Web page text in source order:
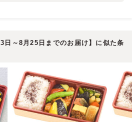
日～8月25日までのお届け】に似た条